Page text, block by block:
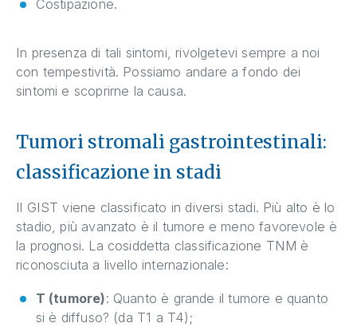
Costipazione.
In presenza di tali sintomi, rivolgetevi sempre a noi
con tempestività. Possiamo andare a fondo dei
sintomi e scoprirne la causa.
Tumori stromali gastrointestinali:
classificazione in stadi
Il GIST viene classificato in diversi stadi. Più alto è lo
stadio, più avanzato è il tumore e meno favorevole è
la prognosi. La cosiddetta classificazione TNM è
riconosciuta a livello internazionale:
T (tumore): Quanto è grande il tumore e quanto
si è diffuso? (da T1 a T4);